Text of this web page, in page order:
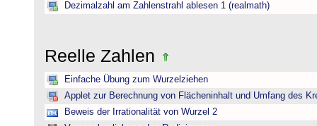
Dezimalzahl am Zahlenstrahl ablesen 1 (realmath)
Reelle Zahlen
Einfache Übung zum Wurzelziehen
Applet zur Berechnung von Flächeninhalt und Umfang des
Beweis der Irrationalität von Wurzel 2